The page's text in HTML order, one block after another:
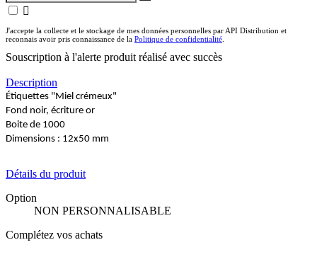

J'accepte la collecte et le stockage de mes données personnelles par API Distribution et
reconnais avoir pris connaissance de la Politique de confidentialité.
Souscription à l'alerte produit réalisé avec succès
Description
Étiquettes "Miel crémeux"
Fond noir, écriture or
Boite de 1000
Dimensions : 12x50 mm
Détails du produit
Option
NON PERSONNALISABLE
Complétez vos achats